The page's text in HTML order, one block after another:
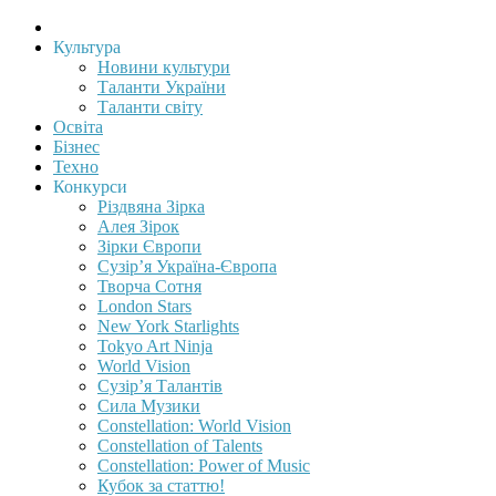
Культура
Новини культури
Таланти України
Таланти світу
Освіта
Бізнес
Техно
Конкурси
Різдвяна Зірка
Алея Зірок
Зірки Європи
Сузір’я Україна-Європа
Творча Сотня
London Stars
New York Starlights
Tokyo Art Ninja
World Vision
Сузір’я Талантів
Сила Музики
Constellation: World Vision
Constellation of Talents
Constellation: Power of Music
Кубок за статтю!